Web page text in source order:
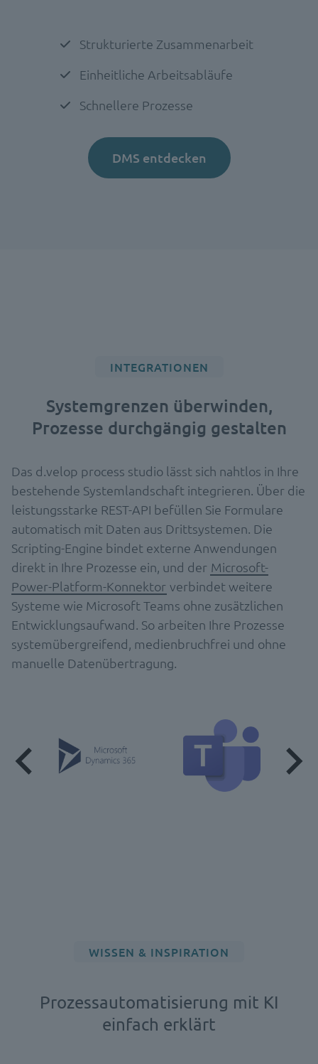
Strukturierte Zusammenarbeit
Einheitliche Arbeitsabläufe
Schnellere Prozesse
DMS entdecken
INTEGRATIONEN
Systemgrenzen überwinden,
Prozesse durchgängig gestalten
Das d.velop process studio lässt sich nahtlos in Ihre
bestehende Systemlandschaft integrieren. Über die
leistungsstarke REST-API befüllen Sie Formulare
automatisch mit Daten aus Drittsystemen. Die
Scripting-Engine bindet externe Anwendungen
direkt in Ihre Prozesse ein, und der Microsoft-
Power-Platform-Konnektor verbindet weitere
Systeme wie Microsoft Teams ohne zusätzlichen
Entwicklungsaufwand. So arbeiten Ihre Prozesse
systemübergreifend, medienbruchfrei und ohne
manuelle Datenübertragung.
WISSEN & INSPIRATION
Prozessautomatisierung mit KI
einfach erklärt